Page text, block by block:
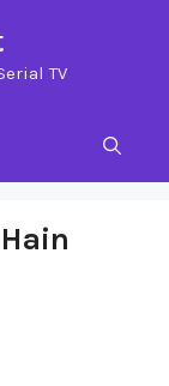
TV